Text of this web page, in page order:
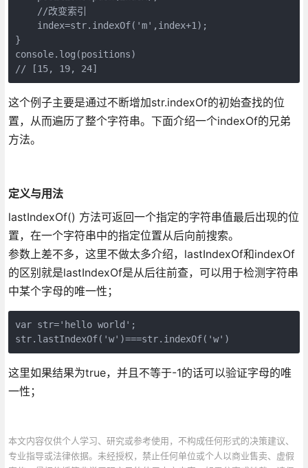
    //改变索引
    index=str.indexOf('m',index+1);
}
console.log(positions)
// [15, 19, 24]
这个例子主要是通过不断增加str.indexOf的初始查找的位
置，从而遍历了整个字符串。下面介绍一个indexOf的兄弟
方法。
定义与用法
lastIndexOf() 方法可返回一个指定的字符串值最后出现的位
置，在一个字符串中的指定位置从后向前搜索。
参数上差不多，这里不做太多介绍，lastIndexOf和indexOf
的区别就是lastIndexOf是从后往前查，可以用于检测字符串
中某个字母的唯一性；
var str='hello world';
str.lastIndexOf('w')===str.indexOf('w')
这里如果结果为true，并且不等于-1的话可以验证字母的唯
一性；
本文内容仅供个人学习、研究或参考使用，不构成任何形式的决策建议、
专业指导或法律依据。未经授权，禁止任何单位或个人以商业售卖、虚假